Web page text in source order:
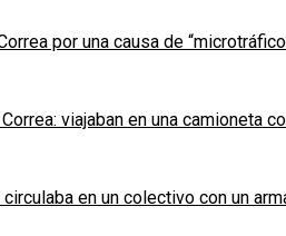
por una causa de
viajaban en una camioneta
en un colectivo con un